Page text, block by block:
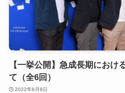
【一挙公開】急成長期におけ
て（全6回）
2022年8月8日